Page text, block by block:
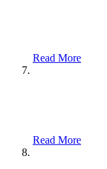
Read More
Read More